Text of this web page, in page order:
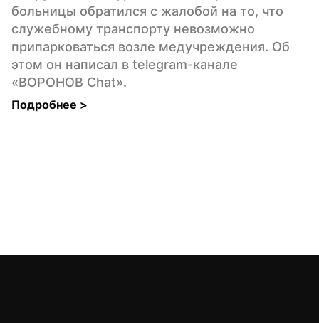
больницы обратился с жалобой на то, что
служебному транспорту невозможно
припарковаться возле медучреждения. Об
этом он написал в telegram-канале
«ВОРОНОВ Chat».
Подробнее >